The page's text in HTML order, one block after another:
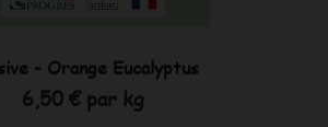
- Orange Eucalyptus
Prix
6,50 € par kg